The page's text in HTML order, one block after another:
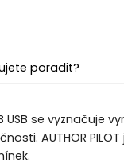
poradit?
USB se
AUTHOR